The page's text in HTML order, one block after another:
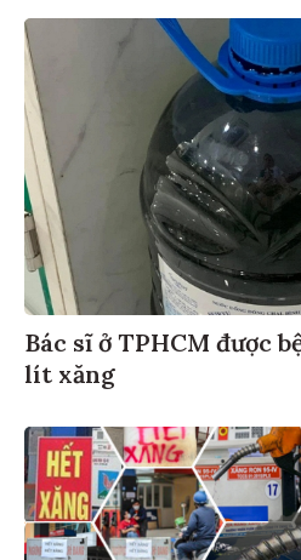
Bác sĩ ở TPHCM được
lít xăng